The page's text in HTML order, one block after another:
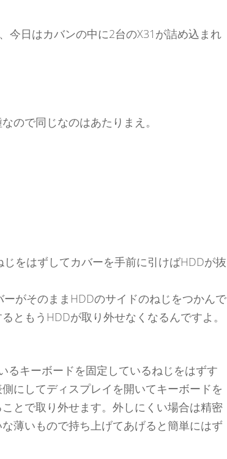
今日はカバンの中に2台のX31が詰め込まれ
ので同じなのはあたりまえ。
をはずしてカバーを手前に引けばHDDが抜
がそのままHDDのサイドのねじをつかんで
ともうHDDが取り外せなくなるんですよ。
るキーボードを固定しているねじをはずす
にしてディスプレイを開いてキーボードを
とで取り外せます。外しにくい場合は精密
薄いもので持ち上げてあげると簡単にはず